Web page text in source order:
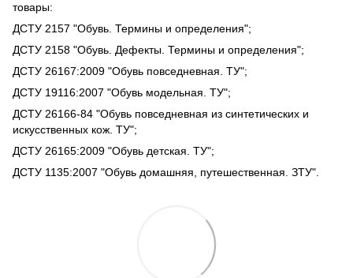
товары:
ДСТУ 2157 "Обувь. Термины и определения";
ДСТУ 2158 "Обувь. Дефекты. Термины и определения";
ДСТУ 26167:2009 "Обувь повседневная. ТУ";
ДСТУ 19116:2007 "Обувь модельная. ТУ";
ДСТУ 26166-84 "Обувь повседневная из синтетических и
искусственных кож. ТУ";
ДСТУ 26165:2009 "Обувь детская. ТУ";
ДСТУ 1135:2007 "Обувь домашняя, путешественная. ЗТУ".